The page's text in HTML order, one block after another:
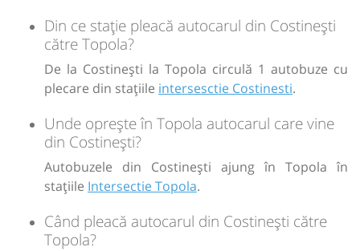
Din ce stație pleacă autocarul din Costinești
către Topola?
De la Costinești la Topola circulă 1 autobuze cu
plecare din stațiile intersesctie Costinesti.
Unde oprește în Topola autocarul care vine
din Costinești?
Autobuzele din Costinești ajung în Topola în
stațiile Intersectie Topola.
Când pleacă autocarul din Costinești către
Topola?